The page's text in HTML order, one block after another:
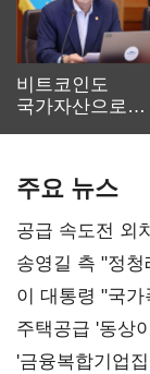
비트코인도
국가자산으로…'
주요 뉴스
공급 속도전 외
리모델링' 제안
송영길 측 "정
총선 지휘 못해"
이 대통령 "국
진실 밝혀야"
주택공급 '동상
'금융복합기업